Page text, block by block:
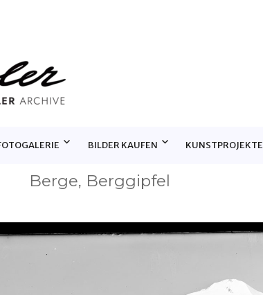
ARCHIVE
BILDER KAUFEN KUNSTPROJEKTE
Berge, Berggipfel